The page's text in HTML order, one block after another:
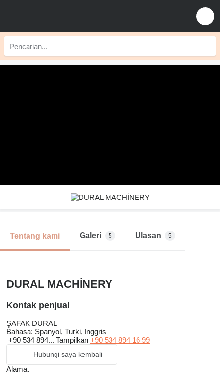
Tentang kami Galeri 5 Ulasan 5
DURAL MACHİNERY
Kontak penjual
ŞAFAK DURAL
Bahasa: Spanyol, Turki, Inggris
+90 534 894... Tampilkan +90 534 894 16 99
Hubungi saya kembali
Alamat